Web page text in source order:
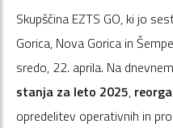
Skupščina EZTS GO, ki jo
Gorica, Nova Gorica in
sredo, 22. aprila. Na
stanja za leto 2025,
opredelitev operativnih in